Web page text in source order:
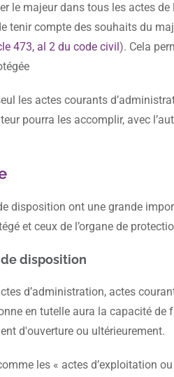
le majeur dans tous les actes
tenir compte des souhaits du
473, al 2 du code civil). Cela
les actes courants
pourra les accomplir, avec
disposition ont une grande
et ceux de l’organe de
disposition
d’administration, actes
en tutelle aura la capacité
d'ouverture ou ultérieurement.
les « actes d’exploitation